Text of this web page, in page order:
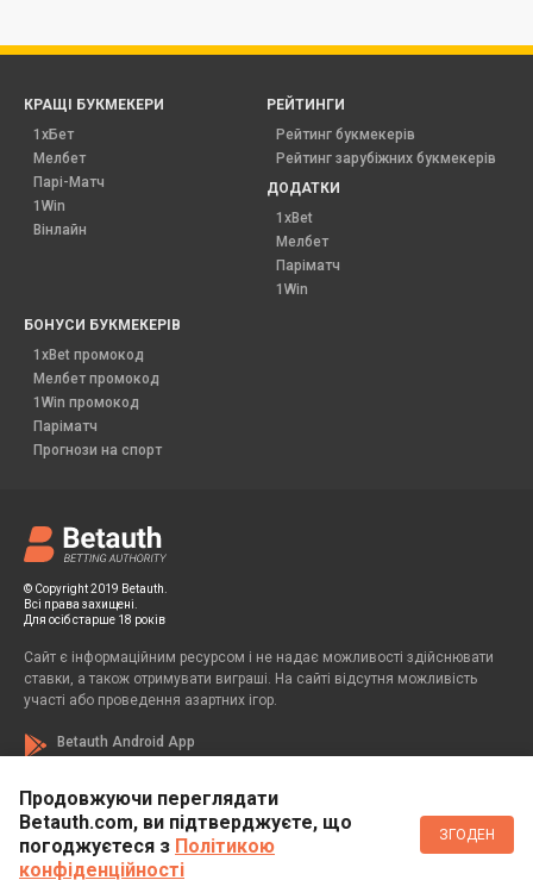
Продовжуючи переглядати
Betauth.com, ви підтверджуєте, що
погоджуєтеся з Політикою
конфіденційності
ЗГОДЕН
© Copyright 2019 Betauth.
Всі права захищені.
Для осіб старше 18 років
Сайт є інформаційним ресурсом і не надає можливості здійснювати
ставки, а також отримувати виграші. На сайті відсутня можливість
участі або проведення азартних ігор.
Betauth Android App
КРАЩІ БУКМЕКЕРИ
1хБет
Мелбет
Парі-Матч
1Win
Вінлайн
РЕЙТИНГИ
Рейтинг букмекерів
Рейтинг зарубіжних букмекерів
ДОДАТКИ
1xBet
Мелбет
Паріматч
1Win
БОНУСИ БУКМЕКЕРІВ
1xBet промокод
Мелбет промокод
1Win промокод
Паріматч
Прогнози на спорт
Если вы заметили у себя признаки зависимости от азартных игр, вы
всегда можете обратиться за помощью к специалисту: